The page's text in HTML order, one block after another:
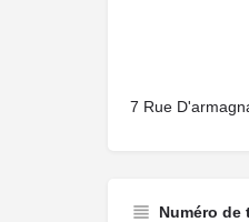
7 Rue
Numéro de